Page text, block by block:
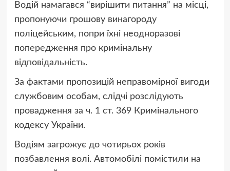
Водій намагався “вирішити питання” на місці,
пропонуючи грошову винагороду
поліцейським, попри їхні неодноразові
попередження про кримінальну
відповідальність.
За фактами пропозицій неправомірної вигоди
службовим особам, слідчі розслідують
провадження за ч. 1 ст. 369 Кримінального
кодексу України.
Водіям загрожує до чотирьох років
позбавлення волі. Автомобілі помістили на